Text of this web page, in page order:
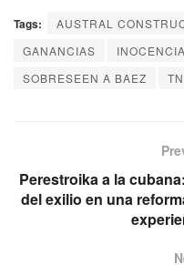
Tags: AUSTRAL
GANANCIAS
SOBRESEEN A BAEZ
TN
Perestroika a la
del exilio en una